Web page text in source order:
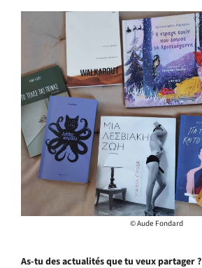
© Aude Fondard
As-tu des actualités que tu veux partager ?